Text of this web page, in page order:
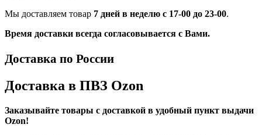
Мы доставляем товар 7 дней в неделю с 17-00 до 23-00.
Время доставки всегда согласовывается с Вами.
Доставка по России
Доставка в ПВЗ Ozon
Заказывайте товары с доставкой в удобный пункт выдачи
Ozon!